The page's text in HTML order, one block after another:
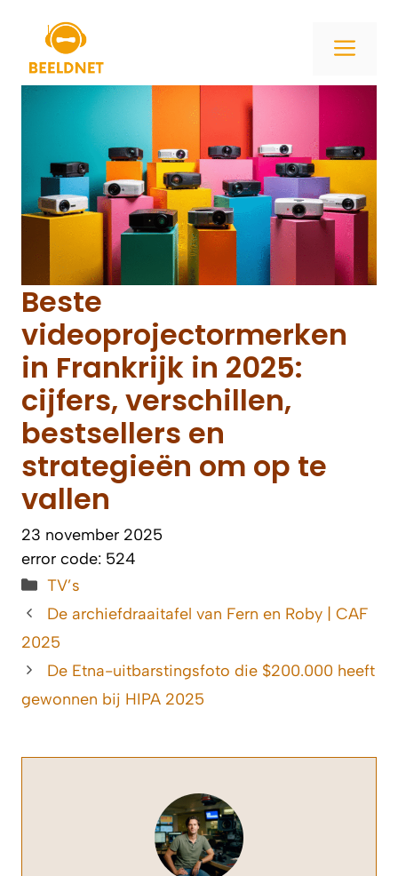
inhoud
Beste
videoprojectormerken
in Frankrijk in 2025:
cijfers, verschillen,
bestsellers en
strategieën om op te
vallen
23 november 2025
error code: 524
Categorieën
TV’s
De archiefdraaitafel van Fern en Roby | CAF
2025
De Etna-uitbarstingsfoto die $200.000 heeft
gewonnen bij HIPA 2025